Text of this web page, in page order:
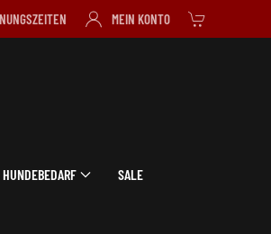
MEIN KONTO
HUNDEBEDARF SALE